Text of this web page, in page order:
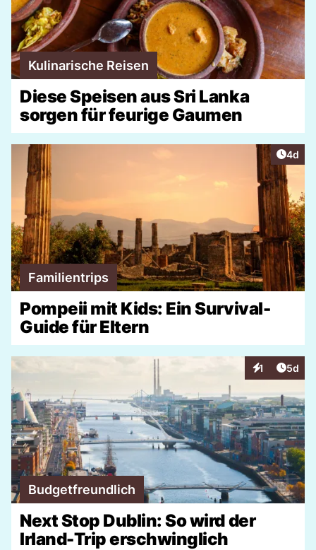
Kulinarische Reisen
Diese Speisen aus Sri Lanka
sorgen für feurige Gaumen
4d
Familientrips
Pompeii mit Kids: Ein Survival-
Guide für Eltern
1
Interaktionen
5d
Budgetfreundlich
Next Stop Dublin: So wird der
Irland-Trip erschwinglich